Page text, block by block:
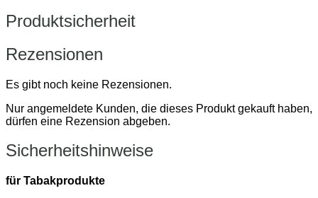
Produktsicherheit
Rezensionen
Es gibt noch keine Rezensionen.
Nur angemeldete Kunden, die dieses Produkt gekauft haben,
dürfen eine Rezension abgeben.
Sicherheitshinweise
für Tabakprodukte